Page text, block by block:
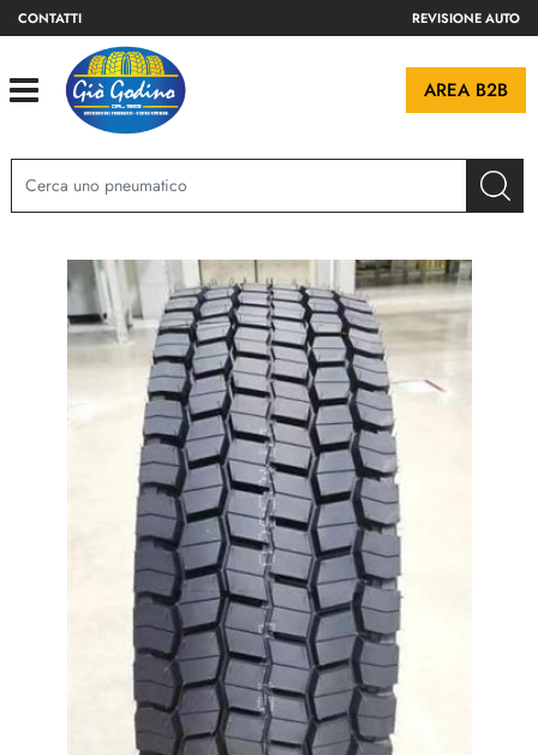
CONTATTI REVISIONE AUTO
Open AREA B2B